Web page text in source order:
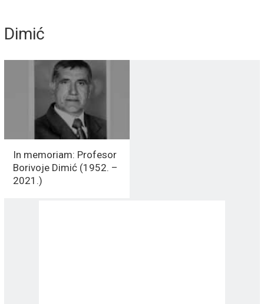
Dimić
In memoriam: Profesor
Borivoje Dimić (1952. –
2021.)